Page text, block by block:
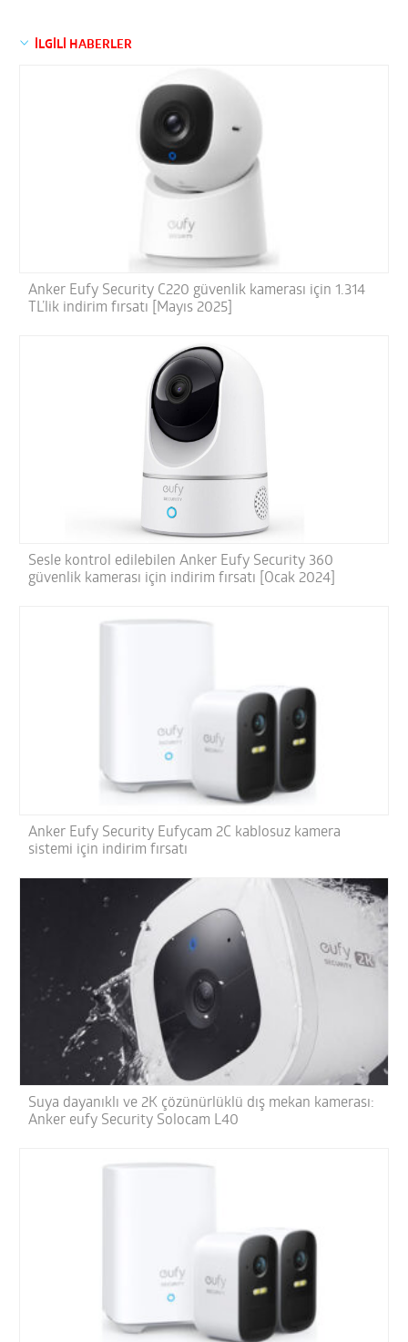
İLGİLİ HABERLER
Anker Eufy Security C220 güvenlik kamerası için 1.314
TL’lik indirim fırsatı [Mayıs 2025]
Sesle kontrol edilebilen Anker Eufy Security 360
güvenlik kamerası için indirim fırsatı [Ocak 2024]
Anker Eufy Security Eufycam 2C kablosuz kamera
sistemi için indirim fırsatı
Suya dayanıklı ve 2K çözünürlüklü dış mekan kamerası:
Anker eufy Security Solocam L40